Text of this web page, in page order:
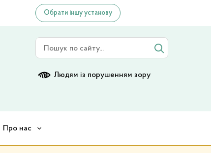
Обрати іншу установу
Людям із порушенням зору
Про нас